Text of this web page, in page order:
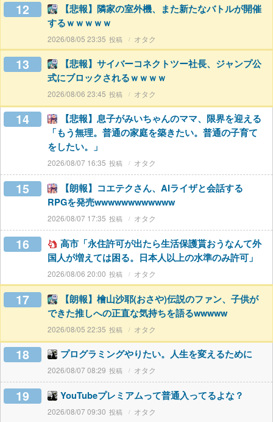
12
【悲報】隣家の室外機、また新たなバトルが開催
するｗｗｗｗｗ
2026/08/05 23:35 オタク
13
【悲報】サイバーコネクトツー社長、ジャンプ公
式にブロックされるｗｗｗｗ
2026/08/06 23:45 オタク
14
【悲報】息子がみいちゃんのママ、限界を迎える
「もう無理。普通の家庭を築きたい。普通の子育て
をしたい。」
2026/08/07 16:35 オタク
15
【朗報】コエテクさん、AIライザと会話する
RPGを発売wwwwwwwwwwww
2026/08/07 17:35 オタク
16
高市「永住許可が出たら生活保護貰おうなんて外
国人が増えては困る。日本人以上の水準のみ許可」
2026/08/06 20:00 オタク
17
【朗報】檜山沙耶(おさや)伝説のファン、子供が
できた推しへの正直な気持ちを語るwwwww
2026/08/05 22:35 オタク
18 プログラミングやりたい。人生を変えるために
2026/08/07 08:29 オタク
19 YouTubeプレミアムって普通入ってるよな？
2026/08/07 09:30 オタク